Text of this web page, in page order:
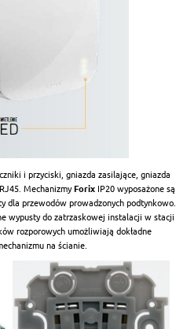
i przyciski, gniazda zasilające, gniazda
MechanizmyForixIP20 wyposażone są
dla przewodów prowadzonych podtynkowo.
wypusty do zatrzaskowej instalacji w stacji
rozporowych umożliwiają dokładne
na ścianie.